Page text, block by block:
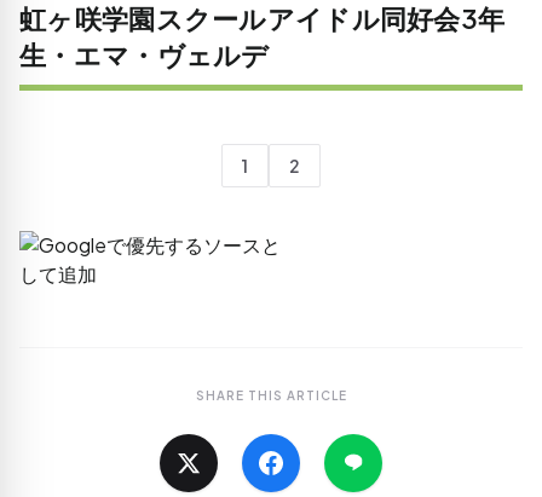
虹ヶ咲学園スクールアイドル同好会3年
生・エマ・ヴェルデ
1 2
SHARE THIS ARTICLE